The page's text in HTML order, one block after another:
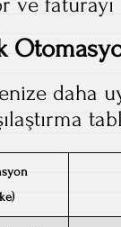
daha